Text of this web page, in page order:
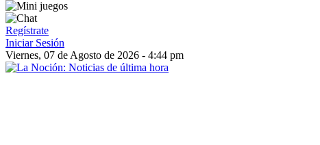
Regístrate
Iniciar Sesión
Viernes, 07 de Agosto de 2026 - 4:44 pm